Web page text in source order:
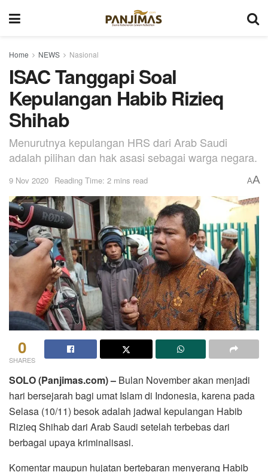
Home NEWS Nasional
ISAC Tanggapi Soal
Kepulangan Habib Rizieq
Shihab
Menurutnya kepulangan HRS dari Arab Saudi
adalah pilihan dan hak asasi sebagai warga negara.
9 Nov 2020 Reading Time: 2 mins read AA
0
SHARES
SOLO (Panjimas.com) – Bulan November akan menjadi
hari bersejarah bagi umat Islam di Indonesia, karena pada
Selasa (10/11) besok adalah jadwal kepulangan Habib
Rizieq Shihab dari Arab Saudi setelah terbebas dari
berbagai upaya kriminalisasi.
Komentar maupun hujatan bertebaran menyerang Habib